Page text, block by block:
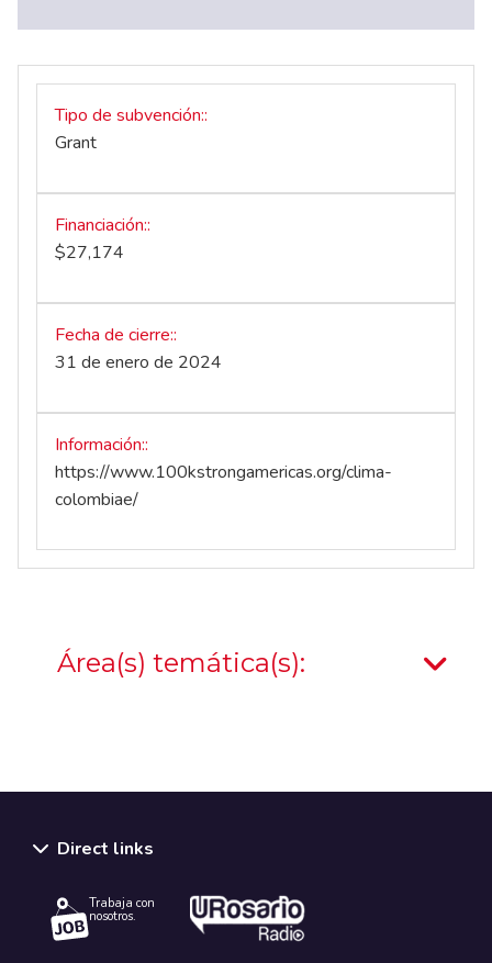
Tipo de subvención:
Grant
Financiación:
$27,174
Fecha de cierre:
31 de enero de 2024
Información:
https://www.100kstrongamericas.org/clima-
colombiae/
Área(s) temática(s):
Direct links
Trabaja con
nosotros.